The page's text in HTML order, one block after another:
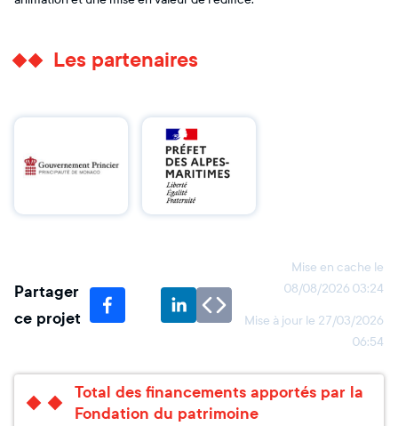
Les partenaires
Partager
ce projet
Mise en cache le
08/08/2026 03:24
Mise à jour le 27/03/2026
06:54
Total des financements apportés par la
Fondation du patrimoine